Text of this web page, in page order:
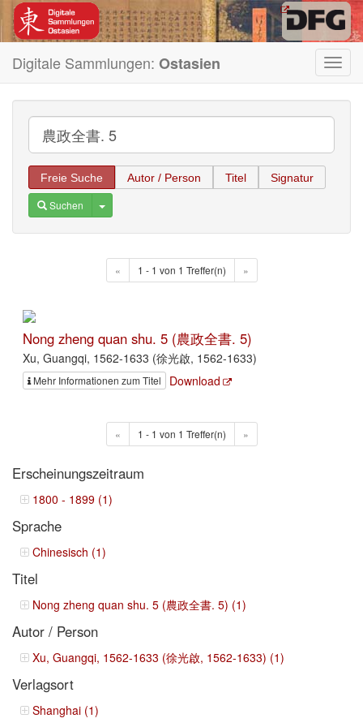
Digitale Sammlungen: Ostasien
Freie Suche Autor / Person Titel Signatur
Suchen Toggle Dropdown
« 1 - 1 von 1 Treffer(n) »
Nong zheng quan shu. 5 (農政全書. 5)
Xu, Guangqi, 1562-1633 (徐光啟, 1562-1633)
Mehr Informationen zum Titel Download
« 1 - 1 von 1 Treffer(n) »
Erscheinungszeitraum
1800 - 1899 (1)
Sprache
Chinesisch (1)
Titel
Nong zheng quan shu. 5 (農政全書. 5) (1)
Autor / Person
Xu, Guangqi, 1562-1633 (徐光啟, 1562-1633) (1)
Verlagsort
Shanghai (1)